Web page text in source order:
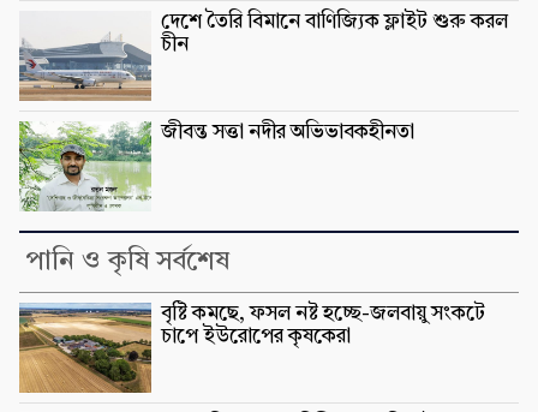
দেশে তৈরি বিমানে বাণিজ্যিক ফ্লাইট শুরু করল
চীন
জীবন্ত সত্তা নদীর অভিভাবকহীনতা
পানি ও কৃষি সর্বশেষ
বৃষ্টি কমছে, ফসল নষ্ট হচ্ছে-জলবায়ু সংকটে
চাপে ইউরোপের কৃষকেরা